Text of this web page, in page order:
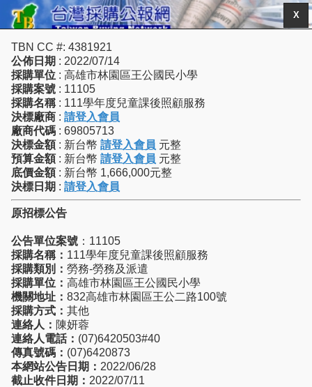
X
TBN CC #: 4381921
公佈日期 : 2022/07/14
採購單位 : 高雄市林園區王公國民小學
採購案號 : 11105
採購名稱 : 111學年度兒童課後照顧服務
決標廠商 : 請登入會員
廠商代碼 : 69805713
決標金額 : 新台幣 請登入會員 元整
預算金額 : 新台幣 請登入會員 元整
底價金額 : 新台幣 1,666,000元整
決標日期 : 請登入會員
原招標公告
公告單位案號 ：11105
採購名稱： 111學年度兒童課後照顧服務
採購類別： 勞務-勞務及派遣
採購單位： 高雄市林園區王公國民小學
機關地址： 832高雄市林園區王公二路100號
採購方式： 其他
連絡人： 陳妍蓉
連絡人電話： (07)6420503#40
傳真號碼： (07)6420873
本網站公告日期： 2022/06/28
截止收件日期： 2022/07/11